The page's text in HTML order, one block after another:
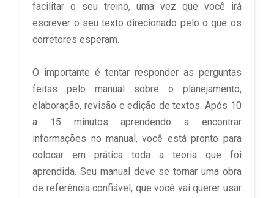
facilitar o seu treino, uma vez que você irá
escrever o seu texto direcionado pelo o que os
corretores esperam.
O importante é tentar responder as perguntas
feitas pelo manual sobre o planejamento,
elaboração, revisão e edição de textos. Após 10
a 15 minutos aprendendo a encontrar
informações no manual, você está pronto para
colocar em prática toda a teoria que foi
aprendida. Seu manual deve se tornar uma obra
de referência confiável, que você vai querer usar